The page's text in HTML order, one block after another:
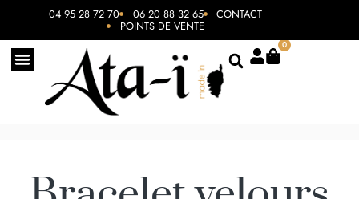
04 95 28 72 70 06 20 88 32 65 CONTACT
POINTS DE VENTE
0